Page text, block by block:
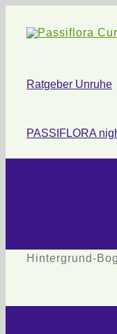
Inhalt
Ratgeber Unruhe
PASSIFLORA
Hintergrund-